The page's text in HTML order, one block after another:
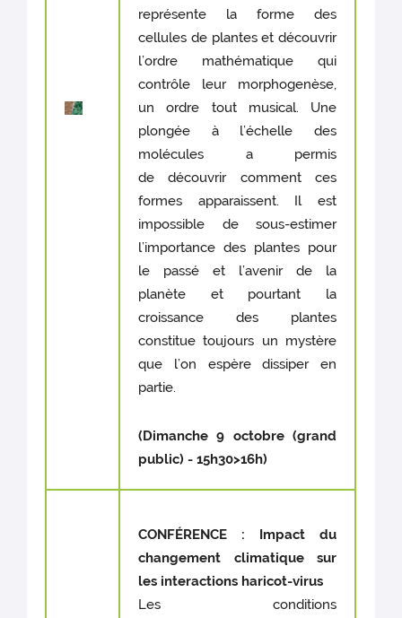
représente la forme des
cellules de plantes et découvrir
l’ordre mathématique qui
contrôle leur morphogenèse,
un ordre tout musical. Une
plongée à l’échelle des
molécules a permis
de découvrir comment ces
formes apparaissent. Il est
impossible de sous-estimer
l’importance des plantes pour
le passé et l’avenir de la
planète et pourtant la
croissance des plantes
constitue toujours un mystère
que l’on espère dissiper en
partie.
(Dimanche 9 octobre (grand
public) - 15h30>16h)
CONFÉRENCE : Impact du
changement climatique sur
les interactions haricot-virus
Les conditions